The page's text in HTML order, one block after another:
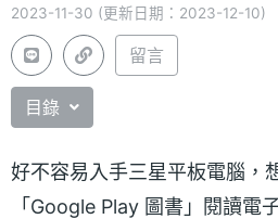
2023-11-30 (更新日期：2023-12-10)
留言
目錄
好不容易入手三星平板電腦，
「Google Play 圖書」閱讀電